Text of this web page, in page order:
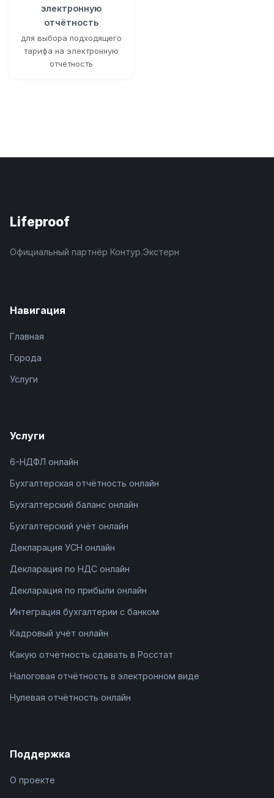
электронную
отчётность
для выбора подходящего
тарифа на электронную
отчётность
Lifeproof
Официальный партнёр Контур.Экстерн
Навигация
Главная
Города
Услуги
Услуги
6-НДФЛ онлайн
Бухгалтерская отчётность онлайн
Бухгалтерский баланс онлайн
Бухгалтерский учёт онлайн
Декларация УСН онлайн
Декларация по НДС онлайн
Декларация по прибыли онлайн
Интеграция бухгалтерии с банком
Кадровый учёт онлайн
Какую отчётность сдавать в Росстат
Налоговая отчётность в электронном виде
Нулевая отчётность онлайн
Поддержка
О проекте